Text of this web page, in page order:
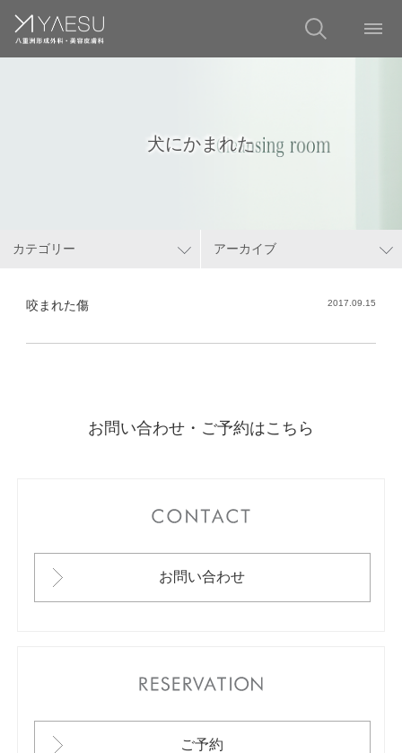
犬にかまれた
カテゴリー アーカイブ
咬まれた傷 2017.09.15
お問い合わせ・ご予約はこちら
お問い合わせ
ご予約